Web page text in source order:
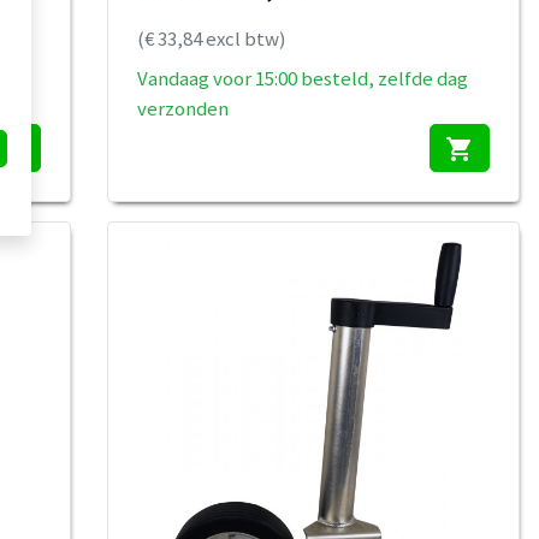
(€ 33,84 excl btw)
Vandaag voor 15:00 besteld, zelfde dag
verzonden
shopping_cart